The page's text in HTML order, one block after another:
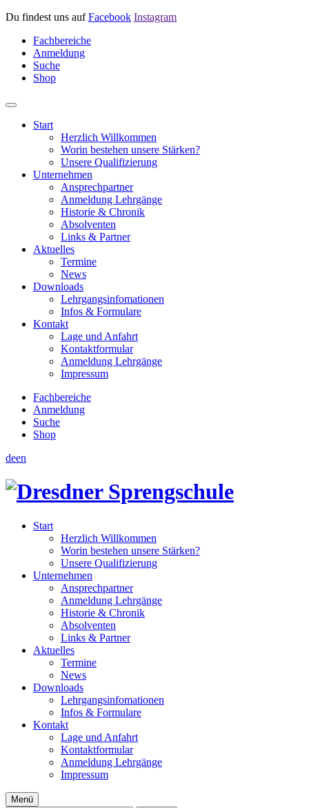
Du findest uns aufFacebook Instagram
Fachbereiche
Anmeldung
Suche
Shop
Start
Herzlich Willkommen
Worin bestehen unsere Stärken?
Unsere Qualifizierung
Unternehmen
Ansprechpartner
Anmeldung Lehrgänge
Historie & Chronik
Absolventen
Links & Partner
Aktuelles
Termine
News
Downloads
Lehrgangsinfomationen
Infos & Formulare
Kontakt
Lage und Anfahrt
Kontaktformular
Anmeldung Lehrgänge
Impressum
Fachbereiche
Anmeldung
Suche
Shop
deen
Start
Herzlich Willkommen
Worin bestehen unsere Stärken?
Unsere Qualifizierung
Unternehmen
Ansprechpartner
Anmeldung Lehrgänge
Historie & Chronik
Absolventen
Links & Partner
Aktuelles
Termine
News
Downloads
Lehrgangsinfomationen
Infos & Formulare
Kontakt
Lage und Anfahrt
Kontaktformular
Anmeldung Lehrgänge
Impressum
Menü